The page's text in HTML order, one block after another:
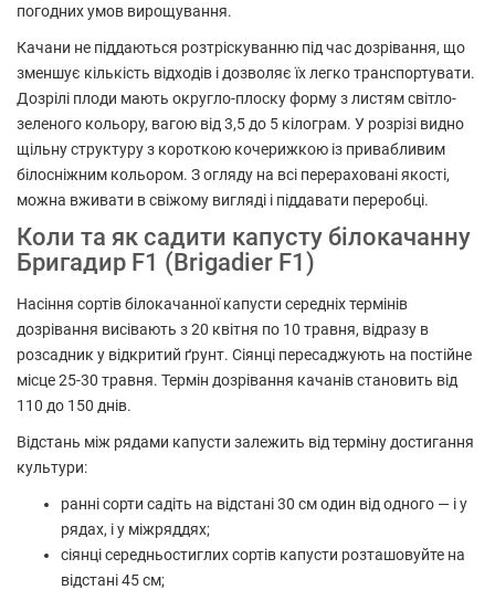
погодних умов вирощування.
Качани не піддаються розтріскуванню під час дозрівання, що
зменшує кількість відходів і дозволяє їх легко транспортувати.
Дозрілі плоди мають округло-плоску форму з листям світло-
зеленого кольору, вагою від 3,5 до 5 кілограм. У розрізі видно
щільну структуру з короткою кочерижкою із привабливим
білосніжним кольором. З огляду на всі перераховані якості,
можна вживати в свіжому вигляді і піддавати переробці.
Коли та як садити капусту білокачанну
Бригадир F1 (Brigadier F1)
Насіння сортів білокачанної капусти середніх термінів
дозрівання висівають з 20 квітня по 10 травня, відразу в
розсадник у відкритий ґрунт. Сіянці пересаджують на постійне
місце 25-30 травня. Термін дозрівання качанів становить від
110 до 150 днів.
Відстань між рядами капусти залежить від терміну достигання
культури:
ранні сорти садіть на відстані 30 см один від одного — і у
рядах, і у міжряддях;
сіянці середньостиглих сортів капусти розташовуйте на
відстані 45 см;